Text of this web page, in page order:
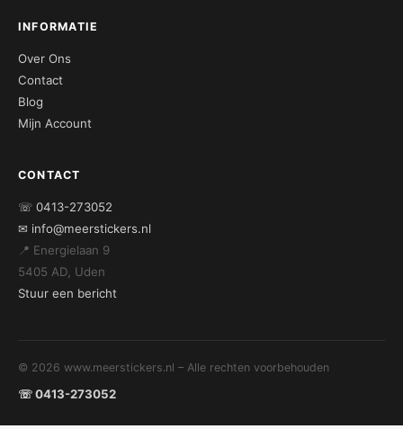
INFORMATIE
Over Ons
Contact
Blog
Mijn Account
CONTACT
☏ 0413-273052
✉ info@meerstickers.nl
📍 Energielaan 9
5405 AD, Uden
Stuur een bericht
© 2026 www.meerstickers.nl – Alle rechten voorbehouden
☏ 0413-273052